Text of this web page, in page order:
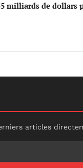
milliards de dollars
articles